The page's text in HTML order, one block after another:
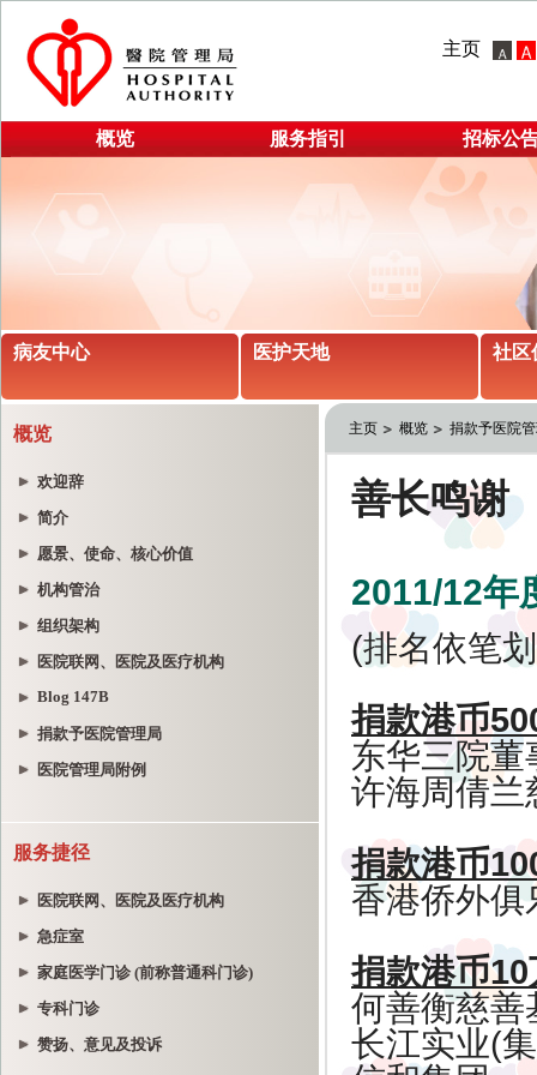
主页
概览 服务指引 招标公
病友中心 医护天地 社区
概览
欢迎辞
简介
愿景、使命、核心价值
机构管治
组织架构
医院联网、医院及医疗机构
Blog 147B
捐款予医院管理局
医院管理局附例
服务捷径
医院联网、医院及医疗机构
急症室
家庭医学门诊 (前称普通科门诊)
专科门诊
赞扬、意见及投诉
主页 概览 捐款予医院